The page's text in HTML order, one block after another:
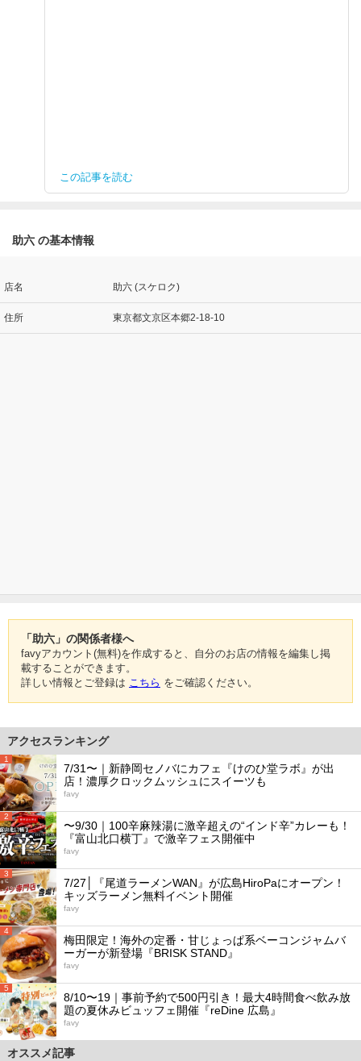
この記事を読む
助六 の基本情報
店名 助六 (スケロク)
住所 東京都文京区本郷2-18-10
「助六」の関係者様へ
favyアカウント(無料)を作成すると、自分のお店の情報を編集し掲
載することができます。
詳しい情報とご登録は こちら をご確認ください。
アクセスランキング
1
7/31〜｜新静岡セノバにカフェ『けのひ堂ラボ』が出
店！濃厚クロックムッシュにスイーツも
favy
2
〜9/30｜100辛麻辣湯に激辛超えの“インド辛”カレーも！
『富山北口横丁』で激辛フェス開催中
favy
3
7/27│『尾道ラーメンWAN』が広島HiroPaにオープン！
キッズラーメン無料イベント開催
favy
4
梅田限定！海外の定番・甘じょっぱ系ベーコンジャムバ
ーガーが新登場『BRISK STAND』
favy
5
8/10〜19｜事前予約で500円引き！最大4時間食べ飲み放
題の夏休みビュッフェ開催『reDine 広島』
favy
オススメ記事